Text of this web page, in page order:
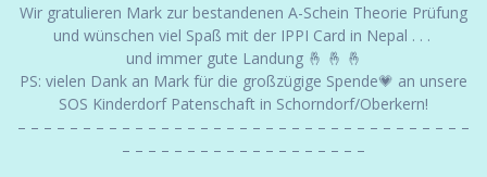
Wir gratulieren Mark zur bestandenen A-Schein Theorie Prüfung
und wünschen viel Spaß mit der IPPI Card in Nepal . . .
und immer gute Landung 🤞 🤞 🤞
PS: vielen Dank an Mark für die großzügige Spende💗 an unsere
SOS Kinderdorf Patenschaft in Schorndorf/Oberkern!
– – – – – – – – – – – – – – – – – – – – – – – – – – – – – – – – – – –
– – – – – – – – – – – – – – – – – – –